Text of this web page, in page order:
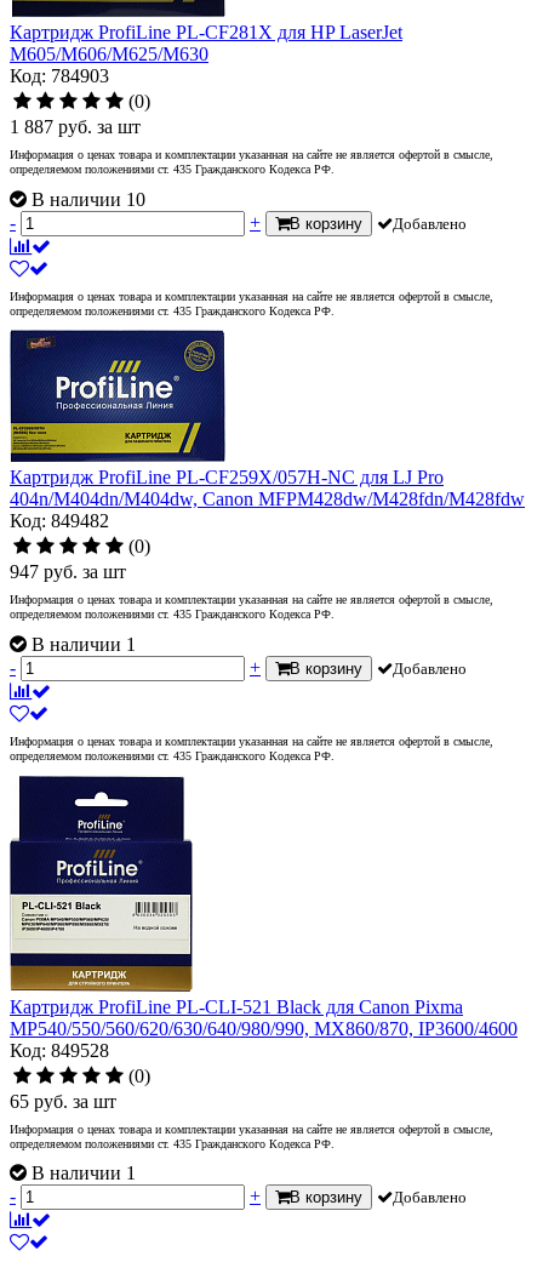
Картридж ProfiLine PL-CF281X для HP LaserJet
M605/M606/M625/M630
Код: 784903
(0)
1 887 руб. за шт
Информация о ценах товара и комплектации указанная на сайте не является офертой в смысле,
определяемом положениями ст. 435 Гражданского Кодекса РФ.
В наличии 10
-
+ В корзину Добавлено
Информация о ценах товара и комплектации указанная на сайте не является офертой в смысле,
определяемом положениями ст. 435 Гражданского Кодекса РФ.
Картридж ProfiLine PL-CF259X/057H-NC для LJ Pro
404n/M404dn/M404dw, Canon MFPM428dw/M428fdn/M428fdw
Код: 849482
(0)
947 руб. за шт
Информация о ценах товара и комплектации указанная на сайте не является офертой в смысле,
определяемом положениями ст. 435 Гражданского Кодекса РФ.
В наличии 1
-
+ В корзину Добавлено
Информация о ценах товара и комплектации указанная на сайте не является офертой в смысле,
определяемом положениями ст. 435 Гражданского Кодекса РФ.
Картридж ProfiLine PL-CLI-521 Black для Canon Pixma
MP540/550/560/620/630/640/980/990, MX860/870, IP3600/4600
Код: 849528
(0)
65 руб. за шт
Информация о ценах товара и комплектации указанная на сайте не является офертой в смысле,
определяемом положениями ст. 435 Гражданского Кодекса РФ.
В наличии 1
-
+ В корзину Добавлено